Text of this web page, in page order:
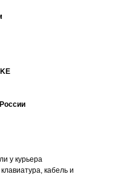
у курьера
клавиатура, кабель и